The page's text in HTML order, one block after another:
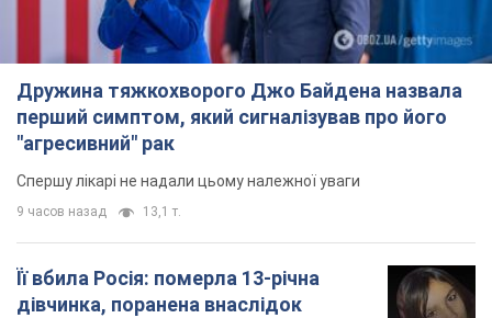
Дружина тяжкохворого Джо Байдена назвала
перший симптом, який сигналізував про його
"агресивний" рак
Спершу лікарі не надали цьому належної уваги
9 часов назад 13,1 т.
Її вбила Росія: померла 13-річна
дівчинка, поранена внаслідок